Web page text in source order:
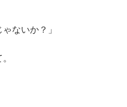
ないか？」